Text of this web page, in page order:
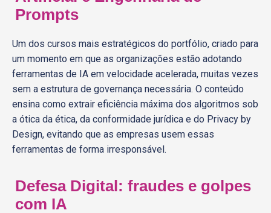
Prompts
Um dos cursos mais estratégicos do portfólio, criado para
um momento em que as organizações estão adotando
ferramentas de IA em velocidade acelerada, muitas vezes
sem a estrutura de governança necessária. O conteúdo
ensina como extrair eficiência máxima dos algoritmos sob
a ótica da ética, da conformidade jurídica e do Privacy by
Design, evitando que as empresas usem essas
ferramentas de forma irresponsável.
Defesa Digital: fraudes e golpes
com IA